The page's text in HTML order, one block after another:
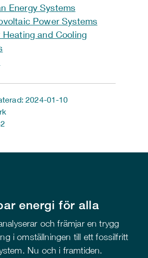
Energy Systems
Power Systems
Heating and Cooling
2024-01-10
energi för alla
och främjar en trygg
i omställningen till ett fossilfritt
Nu och i framtiden.